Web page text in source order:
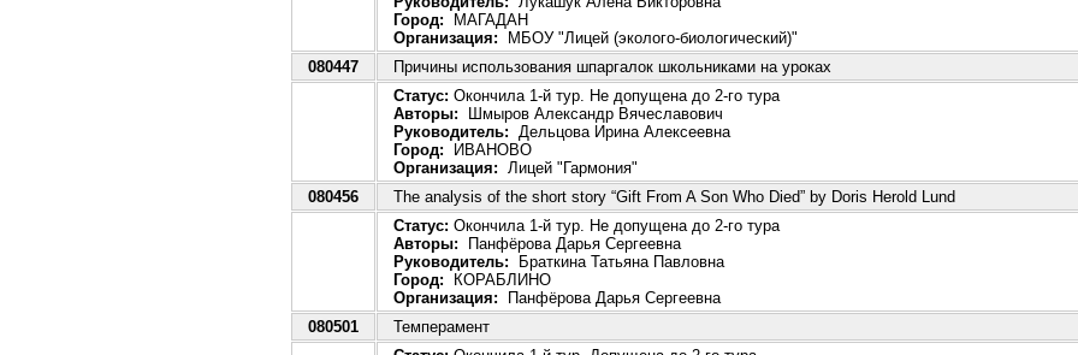
Город: МАГАДАН
Организация: МБОУ "Лицей (эколого-биологический)"
080447
Причины использования шпаргалок школьниками на уроках
Статус: Окончила 1-й тур. Не допущена до 2-го тура
Авторы: Шмыров Александр Вячеславович
Руководитель: Дельцова Ирина Алексеевна
Город: ИВАНОВО
Организация: Лицей "Гармония"
080456
The analysis of the short story “Gift From A Son Who Died” by Doris Herold Lund
Статус: Окончила 1-й тур. Не допущена до 2-го тура
Авторы: Панфёрова Дарья Сергеевна
Руководитель: Браткина Татьяна Павловна
Город: КОРАБЛИНО
Организация: Панфёрова Дарья Сергеевна
080501
Темперамент